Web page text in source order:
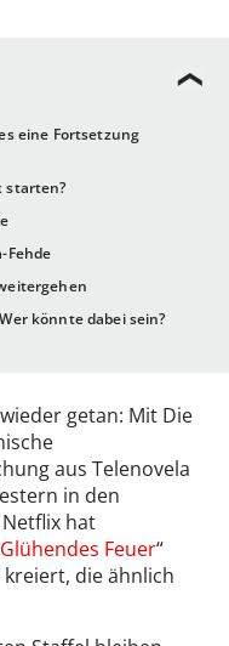
eine Fortsetzung
starten?
Fehde
könnte dabei sein?
getan: Mit Die
aus Telenovela
in den
hat
Glühendes Feuer“
kreiert, die ähnlich